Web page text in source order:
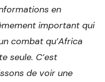
en
important qui
combat qu’Africa
seule. C’est
de voir une